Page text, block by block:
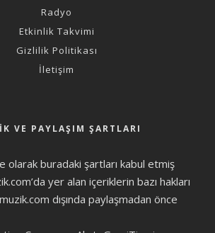
Radyo
Etkinlik Takvimi
Gizlilik Politikası
İletişim
VE PAYLAŞIM ŞARTLARI
olarak buradaki şartları kabul etmiş
yer alan içeriklerin bazı hakları
dışında paylaşmadan önce